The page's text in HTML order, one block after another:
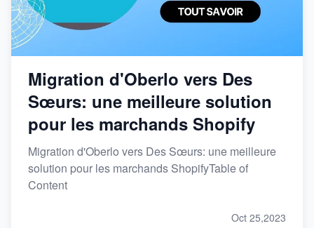
Migration d'Oberlo vers Des
Sœurs: une meilleure solution
pour les marchands Shopify
Migration d'Oberlo vers Des Sœurs: une meilleure
solution pour les marchands ShopifyTable of
Content
Oct 25,2023